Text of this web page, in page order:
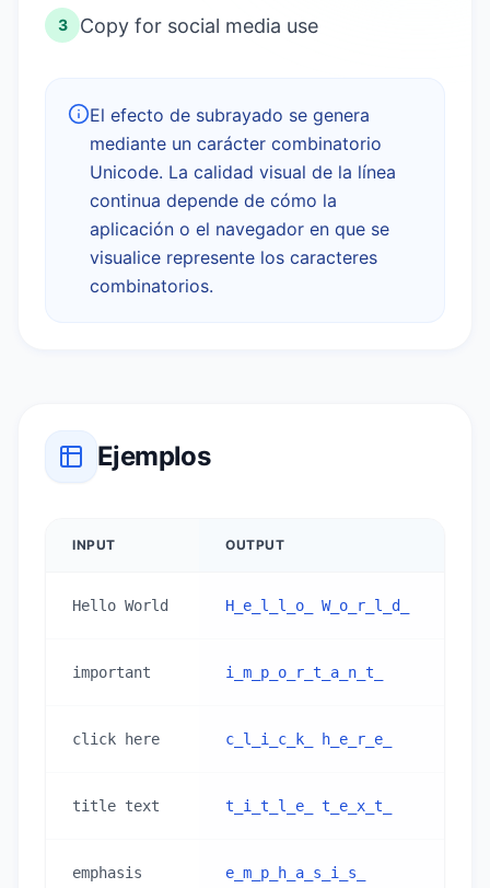
3 Copy for social media use
El efecto de subrayado se genera
mediante un carácter combinatorio
Unicode. La calidad visual de la línea
continua depende de cómo la
aplicación o el navegador en que se
visualice represente los caracteres
combinatorios.
Ejemplos
INPUT OUTPUT
Hello World H̲e̲l̲l̲o̲ W̲o̲r̲l̲d̲
important i̲m̲p̲o̲r̲t̲a̲n̲t̲
click here c̲l̲i̲c̲k̲ h̲e̲r̲e̲
title text t̲i̲t̲l̲e̲ t̲e̲x̲t̲
emphasis e̲m̲p̲h̲a̲s̲i̲s̲